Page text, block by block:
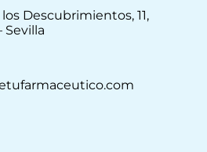
Descubrimientos, 11,
Sevilla